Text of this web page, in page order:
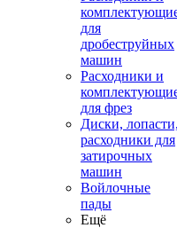
для
дробеструйных
машин
Расходники и
для фрез
Диски, лопасти,
расходники для
затирочных
машин
Войлочные
пады
Ещё